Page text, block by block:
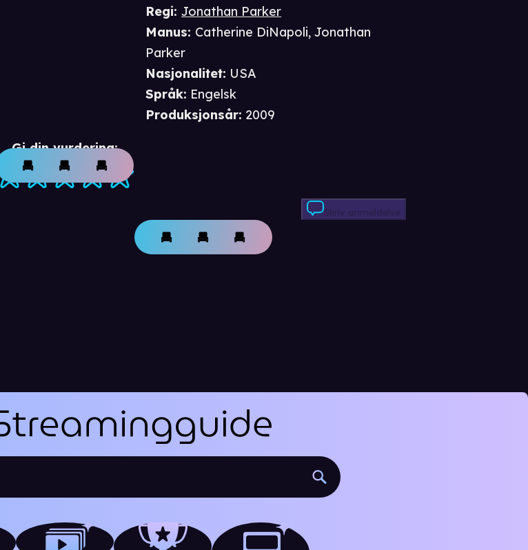
Gi din vurdering:
Skriv anmeldelse
Regi:Jonathan Parker
Manus: Catherine DiNapoli,Jonathan
Parker
Nasjonalitet: USA
Språk: Engelsk
Produksjonsår: 2009